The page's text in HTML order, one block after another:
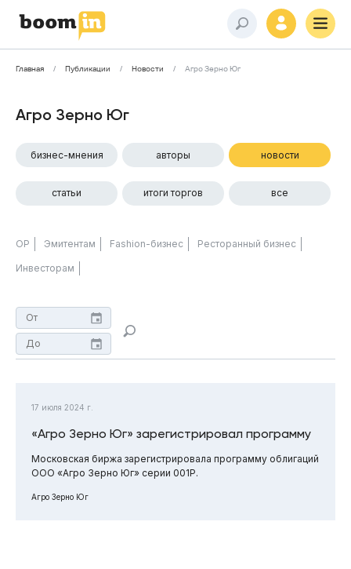
Главная Публикации Новости Агро Зерно Юг
Агро Зерно Юг
бизнес-мнения авторы новости
статьи итоги торгов все
ОР Эмитентам Fashion-бизнес Ресторанный бизнес
Инвесторам
17 июля 2024 г.
«Агро Зерно Юг» зарегистрировал программу
Московская биржа зарегистрировала программу облигаций
ООО «Агро Зерно Юг» серии 001Р.
Агро Зерно Юг